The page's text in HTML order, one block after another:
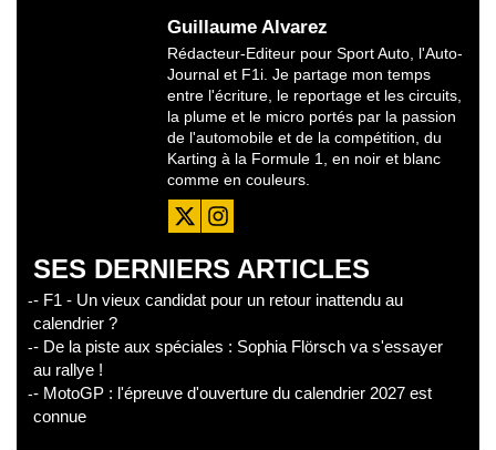
Guillaume Alvarez
Rédacteur-Editeur pour Sport Auto, l'Auto-
Journal et F1i. Je partage mon temps
entre l'écriture, le reportage et les circuits,
la plume et le micro portés par la passion
de l'automobile et de la compétition, du
Karting à la Formule 1, en noir et blanc
comme en couleurs.
SES DERNIERS ARTICLES
- F1 - Un vieux candidat pour un retour inattendu au
calendrier ?
- De la piste aux spéciales : Sophia Flörsch va s'essayer
au rallye !
- MotoGP : l'épreuve d'ouverture du calendrier 2027 est
connue